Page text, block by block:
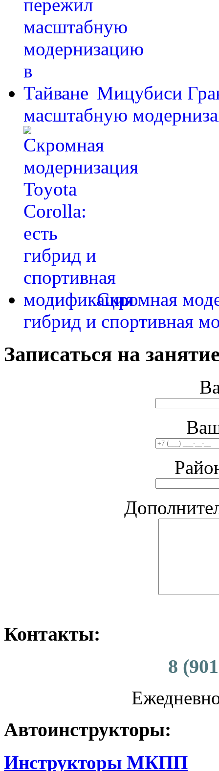
Мицубиси
масштабную
Скромная
гибрид и спортивная
Записаться на
Контакты:
8
Автоинструкторы:
Инструкторы МКПП